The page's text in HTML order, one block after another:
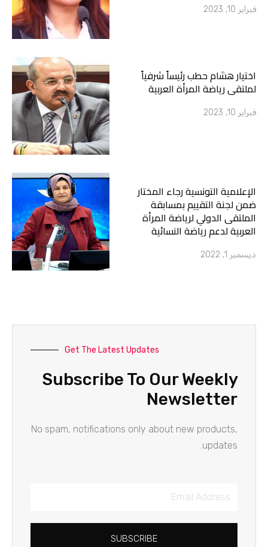
فبراير 10, 2023
اختيار هشام حطب رئيساً شرفياً
لملتقى رياضة المرأة العربية
فبراير 10, 2023
الإعلامية التونسية رجاء المختار
ضمن لجنة التقييم بمسابقة
الملتقى الدولي لرياضة المرأة
العربية لدعم رياضة النسائية
ديسمبر 1, 2022
Get The Latest Updates
Subscribe To Our Weekly
Newsletter
No spam, notifications only about new products,
updates.
Email
SUBSCRIBE